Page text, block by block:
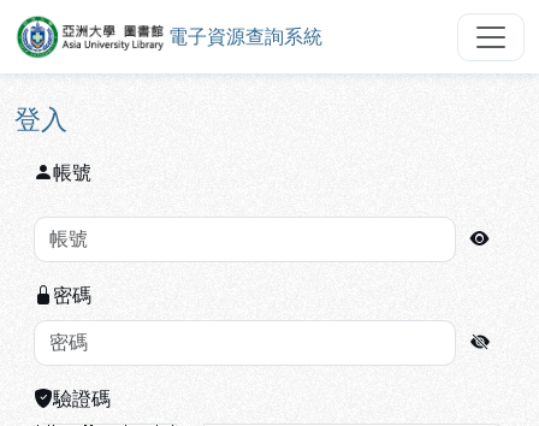
跳到主要內容
:::
亞洲大學圖書館電子資源查詢系統
電子資源查詢系統
:::
登入
帳號
密碼
驗證碼